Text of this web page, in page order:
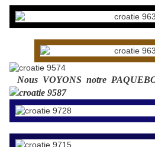
Nous VOYONS notre